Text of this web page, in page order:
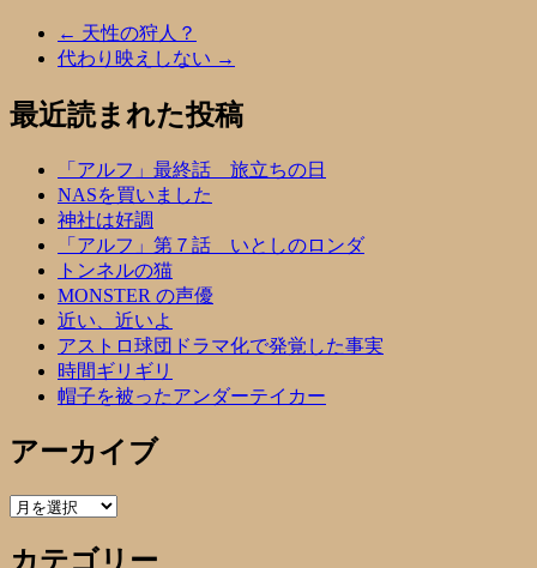
← 天性の狩人？
代わり映えしない →
最近読まれた投稿
「アルフ」最終話 旅立ちの日
NASを買いました
神社は好調
「アルフ」第７話 いとしのロンダ
トンネルの猫
MONSTER の声優
近い、近いよ
アストロ球団ドラマ化で発覚した事実
時間ギリギリ
帽子を被ったアンダーテイカー
アーカイブ
ア
カ
カテゴリー